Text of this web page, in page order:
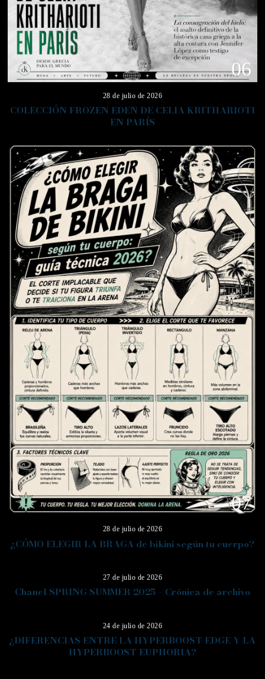
06
28 de julio de 2026
COLECCIÓN FROZEN EDEN DE CELIA KRITHARIOTI
EN PARÍS
07
28 de julio de 2026
¿CÓMO ELEGIR LA BRAGA de bikini según tu cuerpo?
08
27 de julio de 2026
Chanel SPRING SUMMER 2025 – Crónica de archivo
09
24 de julio de 2026
¿DIFERENCIAS ENTRE LA HYPERBOOST EDGE Y LA
HYPERBOOST EUPHORIA?